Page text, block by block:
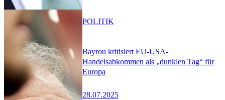
Bayrou kritisiert EU-USA-
Handelsabkommen als „dunklen Tag“ für
Europa
28.07.2025
POLITIK